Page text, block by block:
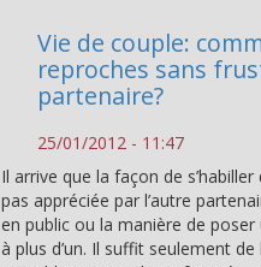
Vie de couple:
reproches sans
partenaire?
25/01/2012 - 11:47
Il arrive que la façon de
pas appréciée par l’autre
en public ou la manière de
à plus d’un. Il suffit seulement